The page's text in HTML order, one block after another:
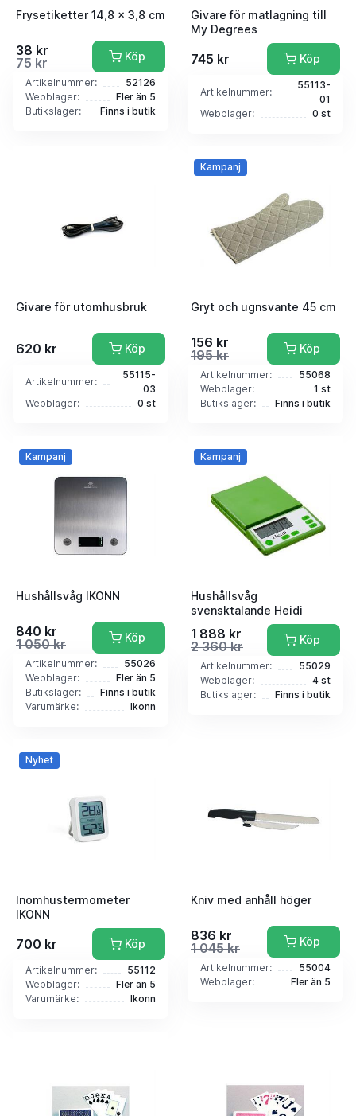
Frysetiketter 14,8 x 3,8 cm
38 kr
75 kr
Köp
Artikelnummer:
52126
Webblager:
Fler än 5
Butikslager:
Finns i butik
Givare för matlagning till
My Degrees
745 kr Köp
Artikelnummer:
55113-
01
Webblager:
0 st
Givare för utomhusbruk
620 kr Köp
Artikelnummer:
55115-
03
Webblager:
0 st
Kampanj
Gryt och ugnsvante 45 cm
156 kr
195 kr
Köp
Artikelnummer:
55068
Webblager:
1 st
Butikslager:
Finns i butik
Kampanj
Hushållsvåg IKONN
840 kr
1 050 kr
Köp
Artikelnummer:
55026
Webblager:
Fler än 5
Butikslager:
Finns i butik
Varumärke:
Ikonn
Kampanj
Hushållsvåg
svensktalande Heidi
1 888 kr
2 360 kr
Köp
Artikelnummer:
55029
Webblager:
4 st
Butikslager:
Finns i butik
Nyhet
Inomhustermometer
IKONN
700 kr Köp
Artikelnummer:
55112
Webblager:
Fler än 5
Varumärke:
Ikonn
Kniv med anhåll höger
836 kr
1 045 kr
Köp
Artikelnummer:
55004
Webblager:
Fler än 5